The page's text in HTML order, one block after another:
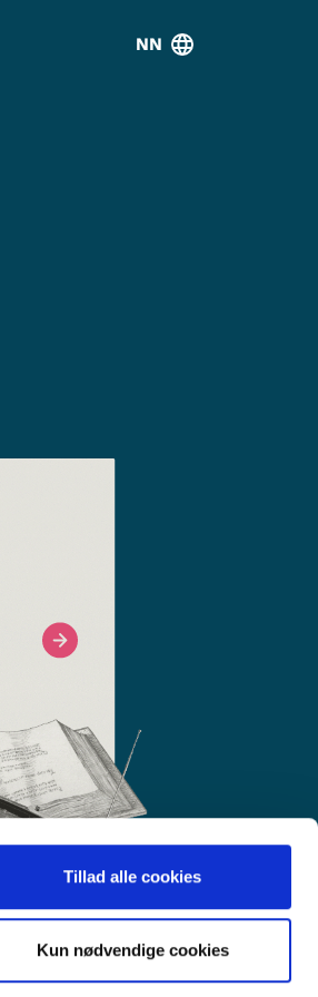
Tillad alle cookies
Kun nødvendige cookies
NN